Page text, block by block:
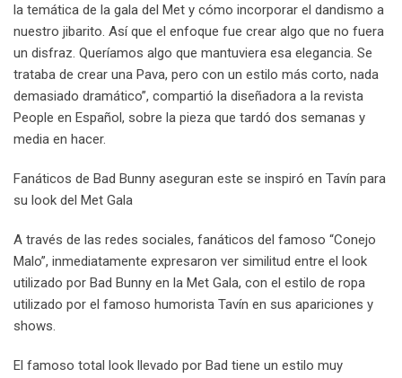
la temática de la gala del Met y cómo incorporar el dandismo a
nuestro jibarito. Así que el enfoque fue crear algo que no fuera
un disfraz. Queríamos algo que mantuviera esa elegancia. Se
trataba de crear una Pava, pero con un estilo más corto, nada
demasiado dramático”, compartió la diseñadora a la revista
People en Español, sobre la pieza que tardó dos semanas y
media en hacer.
Fanáticos de Bad Bunny aseguran este se inspiró en Tavín para
su look del Met Gala
A través de las redes sociales, fanáticos del famoso “Conejo
Malo”, inmediatamente expresaron ver similitud entre el look
utilizado por Bad Bunny en la Met Gala, con el estilo de ropa
utilizado por el famoso humorista Tavín en sus apariciones y
shows.
El famoso total look llevado por Bad tiene un estilo muy